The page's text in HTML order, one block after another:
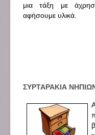
μια τάξη με
αφήσουμε υλικά.
ΣΥΡΤΑΡΑΚΙΑ